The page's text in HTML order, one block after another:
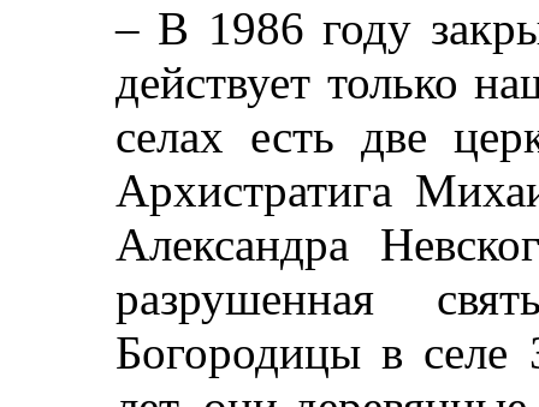
– В 1986 году
действует только
селах есть две
Архистратига
Александра
разрушенная
Богородицы в